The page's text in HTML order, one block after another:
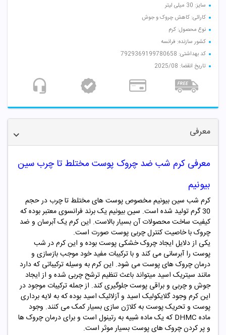
سایز: 30 میلی لیتر
کارائی: کاهش چروک و جوش
نوع محصول: کرم
کشور سازنده: فرانسه
کد بهداشتی: 7929369199780658
تاریخ انقضا: 2025/08
معرفی
معرفی کرم شب ضد چروک پوست مختلط تا چرب سین
بیونیم
کرم شب سین بیونیم مخصوص پوست های مختلط تا چرب در حجم
30 گرم تولید شده است. سین بیونیم یک برند فرانسوی معتبر بوده که
کیفیت ساخت محصولات آن بسیار بالاست. این کرم یک آبرسان و ضد
چروک با خاصیت کنترل چربی پوست صورت است.
یکی از دلایل ایجاد چروک خشکی پوست بوده و این کرم در شب
پوست را آبرسانی می کند و با ترکیبات مفید خود موجب بازسازی و
درمان چروک های پوست می شود. این کرم به وسیله ترکیباتی که دارد
مانند سیتریک اسید میتواند باعث تنظیم ترشح چربی شده و از ایجاد
جوش و چربی و براقی پوست جلوگیری کند. از جمله ترکیبات موجود در
این کرم وجود گلایکولیک اسید و آزلائیک اسید بوده که به لایه برداری
پوست و تحریک پوست به کلاژن سازی بسیار کمک می کنند. وجود
ماده DHMC که یک ماده شبیه به رتینول است و برای درمان چروک ها
و پر کردن چروک های پوست بسیار موثر است.